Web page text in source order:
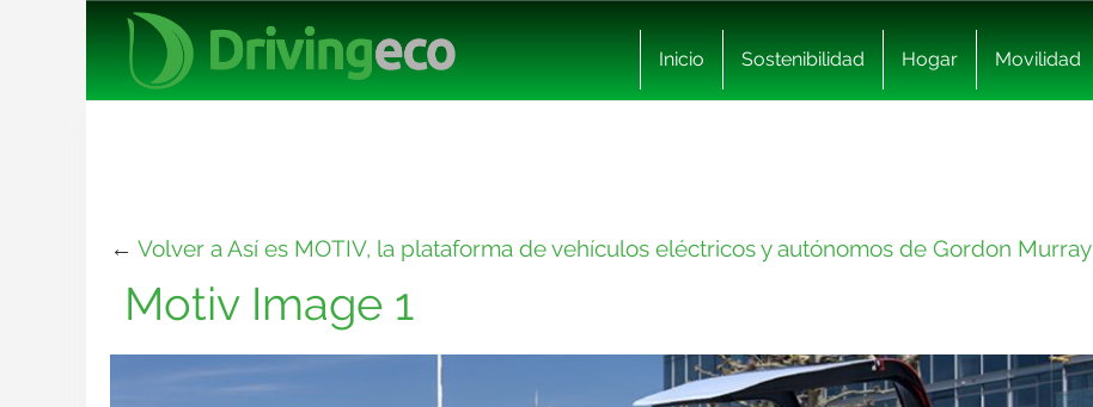
Inicio Sostenibilidad Hogar Movilidad
← Volver a Así es MOTIV, la plataforma de vehículos eléctricos y autónomos de Gordon Murray
Motiv Image 1